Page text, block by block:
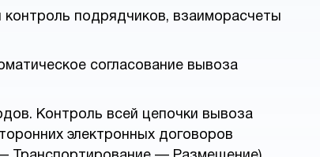
подрядчиков, взаиморасчеты
согласование вывоза
Контроль всей цепочки вывоза
электронных договоров